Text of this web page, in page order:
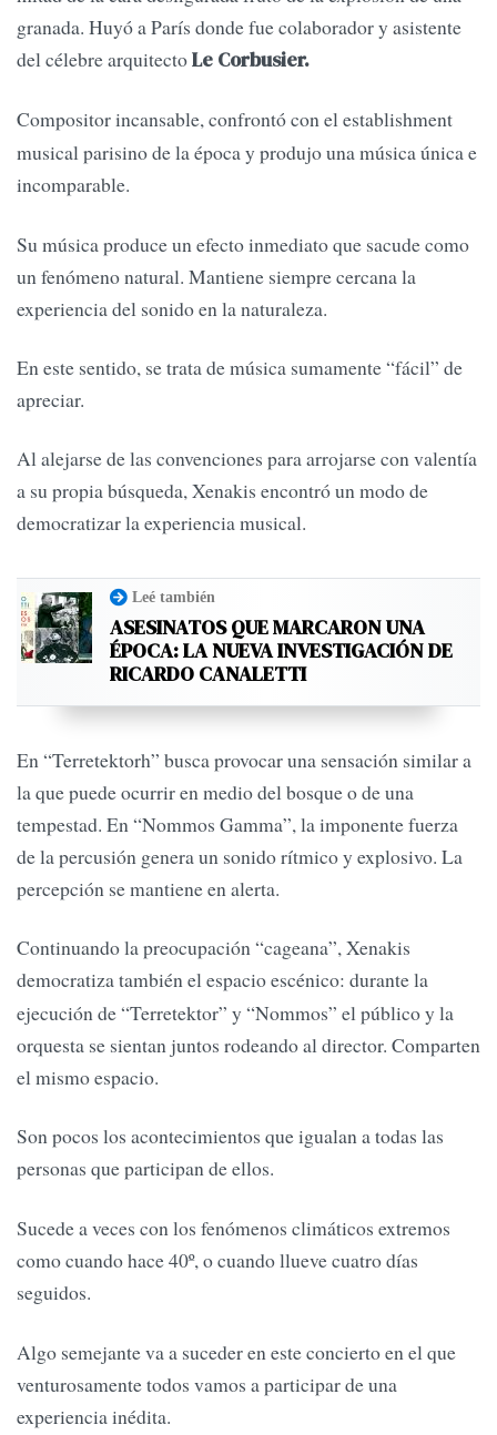
granada. Huyó a París donde fue colaborador y asistente
del célebre arquitectoLe Corbusier.
Compositorincansable, confrontó con el establishment
musical parisino de la época y produjo una música única e
incomparable.
Su música produce un efecto inmediato que sacude como
un fenómeno natural. Mantiene siempre cercana la
experiencia del sonido en la naturaleza.
En este sentido, se trata de música sumamente “fácil” de
apreciar.
Al alejarse de las convenciones para arrojarse con valentía
a su propia búsqueda, Xenakis encontró un modo de
democratizar la experiencia musical.
Leé también
ASESINATOS QUE MARCARON UNA
ÉPOCA: LA NUEVA INVESTIGACIÓN DE
RICARDO CANALETTI
En “Terretektorh” busca provocar una sensación similar a
la que puede ocurrir en medio del bosque o de una
tempestad. En “Nommos Gamma”, la imponente fuerza
de la percusión genera un sonido rítmico y explosivo. La
percepción se mantiene en alerta.
Continuando la preocupación “cageana”, Xenakis
democratiza también el espacio escénico: durante la
ejecución de “Terretektor” y “Nommos” el público y la
orquesta se sientan juntos rodeando al director. Comparten
el mismo espacio.
Son pocos los acontecimientos que igualan a todas las
personas que participan de ellos.
Sucede a veces con los fenómenos climáticos extremos
como cuando hace 40º, o cuando llueve cuatro días
seguidos.
Algo semejante va a suceder en este concierto en el que
venturosamente todos vamos a participar de una
experiencia inédita.